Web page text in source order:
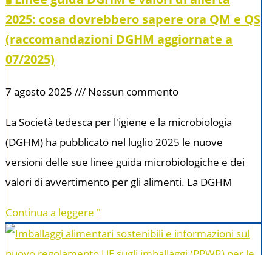
2025: cosa dovrebbero sapere ora QM e QS
(raccomandazioni DGHM aggiornate a
07/2025)
7 agosto 2025 Nessun commento
La Società tedesca per l'igiene e la microbiologia
(DGHM) ha pubblicato nel luglio 2025 le nuove
versioni delle sue linee guida microbiologiche e dei
valori di avvertimento per gli alimenti. La DGHM
Continua a leggere "